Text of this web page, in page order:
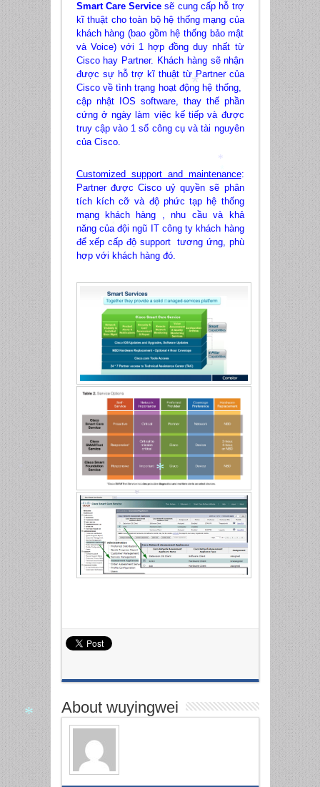
Smart Care Service sẽ cung cấp hỗ trợ
kĩ thuật cho toàn bộ hệ thống mạng của
khách hàng (bao gồm hệ thống bảo mật
và Voice) với 1 hợp đồng duy nhất từ
Cisco hay Partner. Khách hàng sẽ nhận
được sự hỗ trợ kĩ thuật từ Partner của
Cisco về tình trạng hoạt động hệ thống,
cập nhật IOS software, thay thế phần
cứng ở ngày làm việc kế tiếp và được
truy cập vào 1 số công cụ và tài nguyên
của Cisco.
Customized support and maintenance:
Partner được Cisco uỷ quyền sẽ phân
tích kích cỡ và độ phức tạp hệ thống
mạng khách hàng , nhu cầu và khả
năng của đội ngũ IT công ty khách hàng
để xếp cấp độ support tương ứng, phù
hợp với khách hàng đó.
About wuyingwei
*
*
*
*
*
*
*